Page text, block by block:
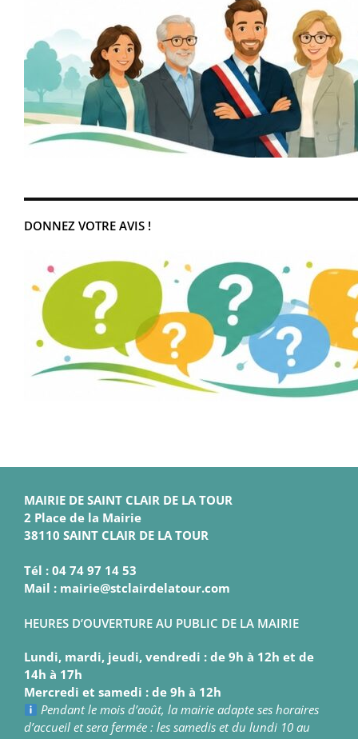
DONNEZ VOTRE AVIS !
MAIRIE DE SAINT CLAIR DE LA TOUR
2 Place de la Mairie
38110 SAINT CLAIR DE LA TOUR
Tél : 04 74 97 14 53
Mail : mairie@stclairdelatour.com
HEURES D’OUVERTURE AU PUBLIC DE LA MAIRIE
Lundi, mardi, jeudi, vendredi : de 9h à 12h et de
14h à 17h
Mercredi et samedi : de 9h à 12h
Pendant le mois d’août, la mairie adapte ses horaires
d’accueil et sera fermée : les samedis et du lundi 10 au